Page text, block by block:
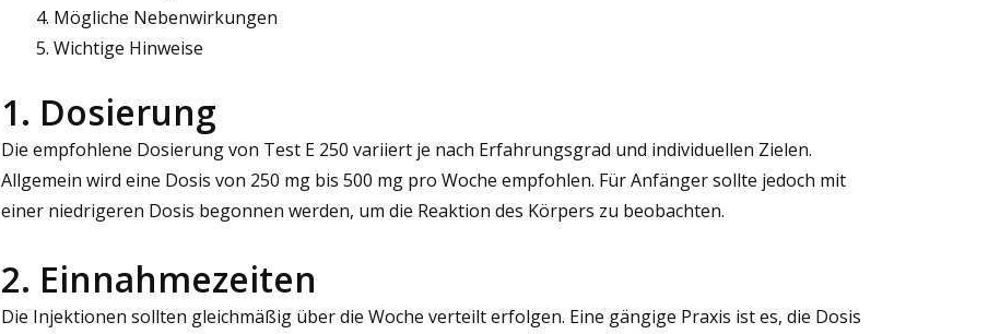
Mögliche Nebenwirkungen
Wichtige Hinweise
1. Dosierung
Die empfohlene Dosierung von Test E 250 variiert je nach Erfahrungsgrad und individuellen Zielen.
Allgemein wird eine Dosis von 250 mg bis 500 mg pro Woche empfohlen. Für Anfänger sollte jedoch mit
einer niedrigeren Dosis begonnen werden, um die Reaktion des Körpers zu beobachten.
2. Einnahmezeiten
Die Injektionen sollten gleichmäßig über die Woche verteilt erfolgen. Eine gängige Praxis ist es, die Dosis